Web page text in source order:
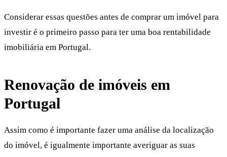
Considerar essas questões antes de comprar um imóvel para
investir é o primeiro passo para ter uma boa rentabilidade
imobiliária em Portugal.
Renovação de imóveis em
Portugal
Assim como é importante fazer uma análise da localização
do imóvel, é igualmente importante averiguar as suas